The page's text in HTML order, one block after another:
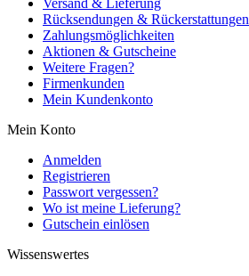
Versand & Lieferung
Rücksendungen & Rückerstattungen
Zahlungsmöglichkeiten
Aktionen & Gutscheine
Weitere Fragen?
Firmenkunden
Mein Kundenkonto
Mein Konto
Anmelden
Registrieren
Passwort vergessen?
Wo ist meine Lieferung?
Gutschein einlösen
Wissenswertes